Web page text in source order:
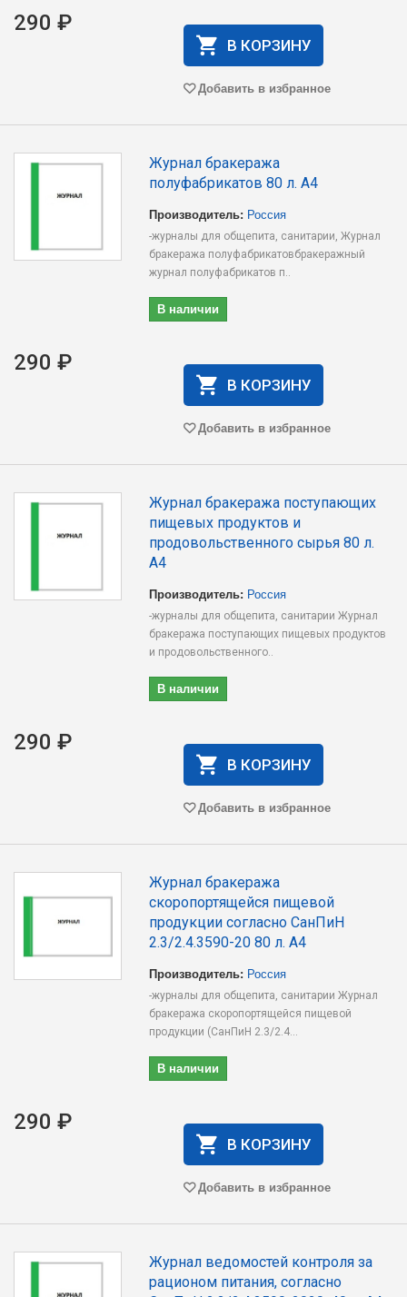
290 ₽
В КОРЗИНУ
Добавить в избранное
Журнал бракеража
полуфабрикатов 80 л. А4
Производитель: Россия
-журналы для общепита, санитарии, Журнал
бракеража полуфабрикатовбракеражный
журнал полуфабрикатов п..
В наличии
290 ₽
В КОРЗИНУ
Добавить в избранное
Журнал бракеража поступающих
пищевых продуктов и
продовольственного сырья 80 л.
А4
Производитель: Россия
-журналы для общепита, санитарии Журнал
бракеража поступающих пищевых продуктов
и продовольственного..
В наличии
290 ₽
В КОРЗИНУ
Добавить в избранное
Журнал бракеража
скоропортящейся пищевой
продукции согласно СанПиН
2.3/2.4.3590-20 80 л. А4
Производитель: Россия
-журналы для общепита, санитарии Журнал
бракеража скоропортящейся пищевой
продукции (СанПиН 2.3/2.4...
В наличии
290 ₽
В КОРЗИНУ
Добавить в избранное
Журнал ведомостей контроля за
рационом питания, согласно